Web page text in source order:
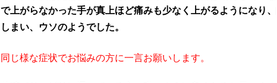
で上がらなかった手が真上ほど痛みも少なく上がるようになり
しまい、ウソのようでした。
同じ様な症状でお悩みの方に一言お願いします。